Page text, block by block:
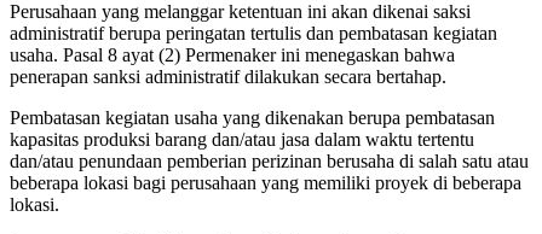
Perusahaan yang melanggar ketentuan ini akan dikenai saksi
administratif berupa peringatan tertulis dan pembatasan kegiatan
usaha. Pasal 8 ayat (2) Permenaker ini menegaskan bahwa
penerapan sanksi administratif dilakukan secara bertahap.
Pembatasan kegiatan usaha yang dikenakan berupa pembatasan
kapasitas produksi barang dan/atau jasa dalam waktu tertentu
dan/atau penundaan pemberian perizinan berusaha di salah satu atau
beberapa lokasi bagi perusahaan yang memiliki proyek di beberapa
lokasi.